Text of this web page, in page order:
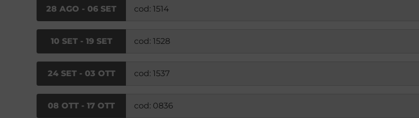
28 AGO - 06 SET cod: 1514
10 SET - 19 SET cod: 1528
24 SET - 03 OTT cod: 1537
08 OTT - 17 OTT cod: 0836